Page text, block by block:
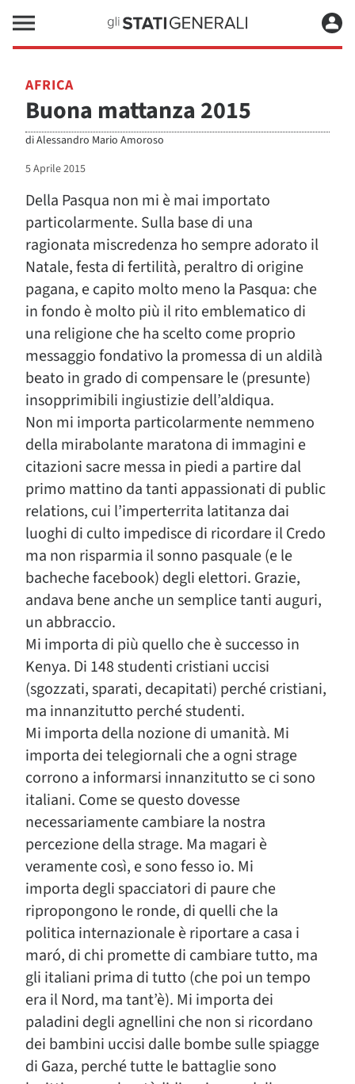
AFRICA
Buona mattanza 2015
diAlessandro Mario Amoroso
5 Aprile 2015
Della Pasqua non mi è mai importato
particolarmente. Sulla base di una
ragionata miscredenza ho sempre adorato il
Natale, festa di fertilità, peraltro di origine
pagana, e capito molto meno la Pasqua: che
in fondo è molto più il rito emblematico di
una religione che ha scelto come proprio
messaggio fondativo la promessa di un aldilà
beato in grado di compensare le (presunte)
insopprimibili ingiustizie dell’aldiqua.
Non mi importa particolarmente nemmeno
della mirabolante maratona di immagini e
citazioni sacre messa in piedi a partire dal
primo mattino da tanti appassionati di public
relations, cui l’imperterrita latitanza dai
luoghi di culto impedisce di ricordare il Credo
ma non risparmia il sonno pasquale (e le
bacheche facebook) degli elettori. Grazie,
andava bene anche un semplice tanti auguri,
un abbraccio.
Mi importa di più quello che è successo in
Kenya. Di 148 studenti cristiani uccisi
(sgozzati, sparati, decapitati) perché cristiani,
ma innanzitutto perché studenti.
Mi importa della nozione di umanità. Mi
importa dei telegiornali che a ogni strage
corrono a informarsi innanzitutto se ci sono
italiani. Come se questo dovesse
necessariamente cambiare la nostra
percezione della strage. Ma magari è
veramente così, e sono fesso io. Mi
importa degli spacciatori di paure che
ripropongono le ronde, di quelli che la
politica internazionale è riportare a casa i
maró, di chi promette di cambiare tutto, ma
gli italiani prima di tutto (che poi un tempo
era il Nord, ma tant’è). Mi importa dei
paladini degli agnellini che non si ricordano
dei bambini uccisi dalle bombe sulle spiagge
di Gaza, perché tutte le battaglie sono